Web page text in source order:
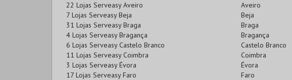
22 Lojas Serveasy Aveiro
Aveiro
7 Lojas Serveasy Beja
Beja
31 Lojas Serveasy Braga
Braga
4 Lojas Serveasy Bragança
Bragança
6 Lojas Serveasy Castelo Branco
Castelo Branco
11 Lojas Serveasy Coimbra
Coimbra
3 Lojas Serveasy Évora
Évora
17 Lojas Serveasy Faro
Faro